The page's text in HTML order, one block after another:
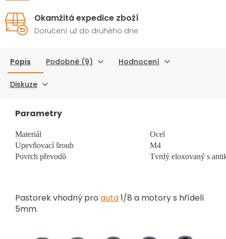
Okamžitá expedice zboží
Doručení už do druhého dne
Popis Podobné (9) Hodnocení
Diskuze
Parametry
Materiál
Ocel
Upevňovací šroub
M4
Povrch převodů
Tvrdý eloxovaný s
Pastorek vhodný pro auta1/8 a motory s hřídelí
5mm.